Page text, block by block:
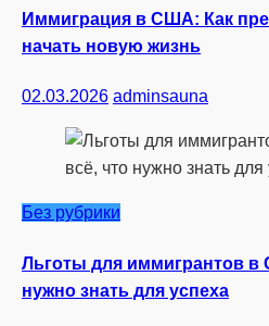
Иммиграция в США: Как
начать новую жизнь
02.03.2026 adminsauna
Без рубрики
Льготы для иммигрантов в
нужно знать для успеха